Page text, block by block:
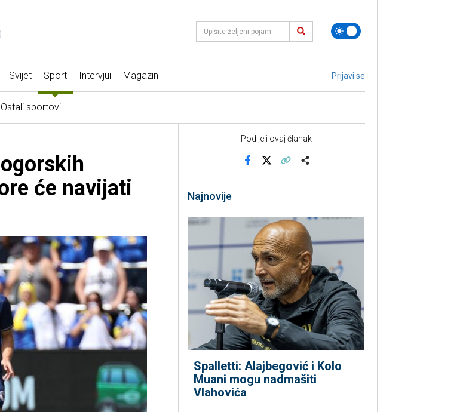
Svijet Sport Intervjui Magazin Prijavi se
Ostali sportovi
će navijati
Podijeli ovaj članak
Najnovije
Spalletti: Alajbegović i Kolo
Muani mogu nadmašiti
Vlahovića